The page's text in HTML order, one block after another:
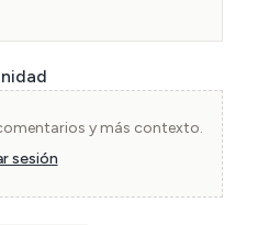
y más contexto.
sesión